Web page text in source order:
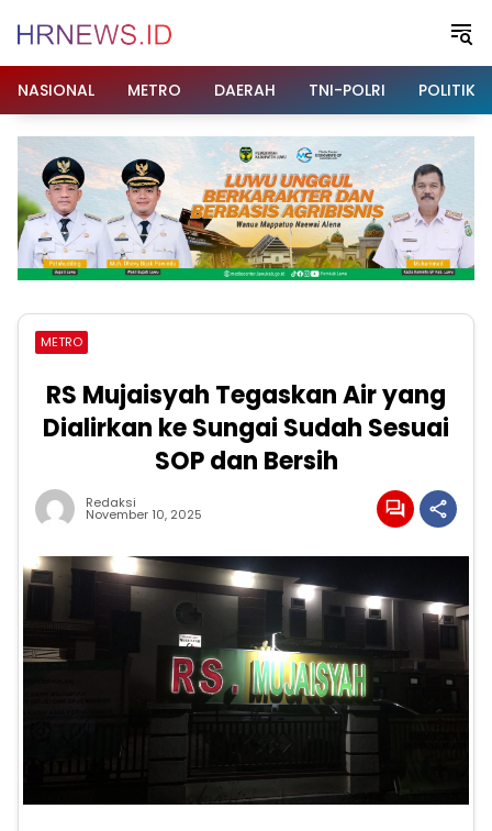
NASIONAL
METRO DAERAH TNI-POLRI POLITIK
METRO
RS Mujaisyah Tegaskan Air yang
Dialirkan ke Sungai Sudah Sesuai
SOP dan Bersih
Redaksi
November 10, 2025